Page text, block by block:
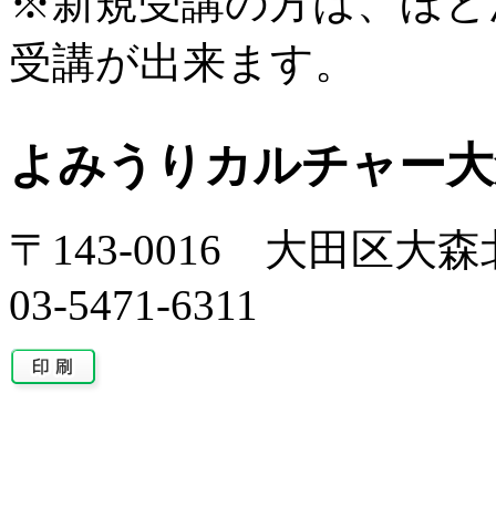
受講が出来ます。
よみうりカルチャー
〒143-0016 大田区大森
03-5471-6311